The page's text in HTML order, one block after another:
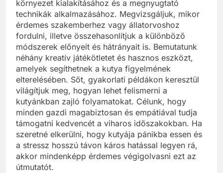
környezet kialakításához és a megnyugtató
technikák alkalmazásához. Megvizsgáljuk, mikor
érdemes szakemberhez vagy állatorvoshoz
fordulni, illetve összehasonlítjuk a különböző
módszerek előnyeit és hátrányait is. Bemutatunk
néhány kreatív játékötletet és hasznos eszközt,
amelyek segíthetnek a kutya figyelmének
elterelésében. Sőt, gyakorlati példákon keresztül
világítjuk meg, hogyan lehet felismerni a
kutyánkban zajló folyamatokat. Célunk, hogy
minden gazdi magabiztosan és empátiával tudja
támogatni kedvencét a viharos időszakokban. Ha
szeretné elkerülni, hogy kutyája pánikba essen és
a stressz hosszú távon káros hatással legyen rá,
akkor mindenképp érdemes végigolvasni ezt az
útmutatót.